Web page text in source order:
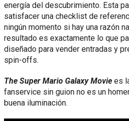
energía del descubrimiento. Esta
satisfacer una checklist de
ningún momento si hay una razón
resultado es exactamente lo que
diseñado para vender entradas y
spin-offs.
The Super Mario Galaxy Movie es
fanservice sin guion no es un
buena iluminación.